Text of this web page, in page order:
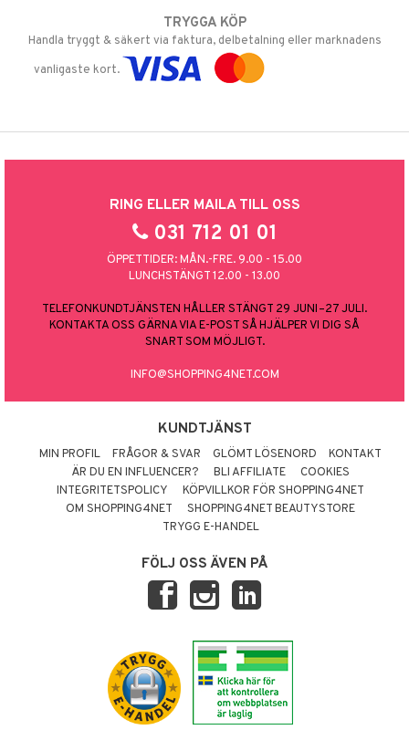
TRYGGA KÖP
Handla tryggt & säkert via faktura, delbetalning eller marknadens
vanligaste kort.
RING ELLER MAILA TILL OSS
031 712 01 01
ÖPPETTIDER: MÅN.-FRE. 9.00 - 15.00
LUNCHSTÄNGT 12.00 - 13.00
TELEFONKUNDTJÄNSTEN HÅLLER STÄNGT 29 JUNI–27 JULI.
KONTAKTA OSS GÄRNA VIA E-POST SÅ HJÄLPER VI DIG SÅ
SNART SOM MÖJLIGT.
INFO@SHOPPING4NET.COM
KUNDTJÄNST
MIN PROFIL FRÅGOR & SVAR GLÖMT LÖSENORD
KONTAKT
ÄR DU EN INFLUENCER?
BLI AFFILIATE
COOKIES
INTEGRITETSPOLICY
KÖPVILLKOR FÖR SHOPPING4NET
OM SHOPPING4NET
SHOPPING4NET BEAUTYSTORE
TRYGG E-HANDEL
FÖLJ OSS ÄVEN PÅ